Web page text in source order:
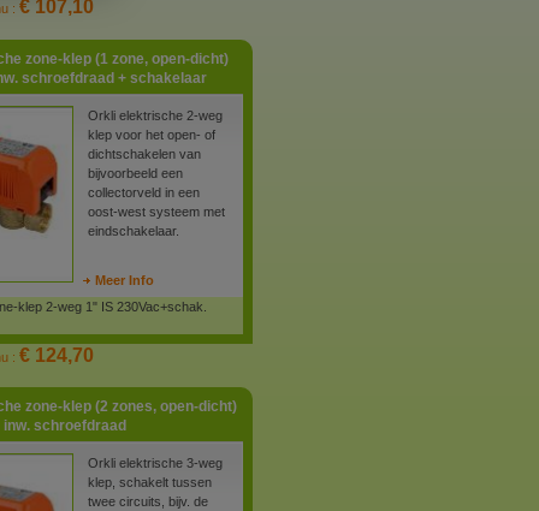
: € 107,10
zone-klep (1 zone, open-dicht)
schroefdraad + schakelaar
Orkli elektrische 2-weg
klep voor het open- of
dichtschakelen van
bijvoorbeeld een
collectorveld in een
oost-west systeem met
eindschakelaar.
Meer Info
klep 2-weg 1" IS 230Vac+schak.
: € 124,70
zone-klep (2 zones, open-dicht)
inw. schroefdraad
Orkli elektrische 3-weg
klep, schakelt tussen
twee circuits, bijv. de